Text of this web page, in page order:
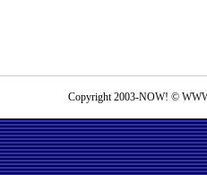
Copyright 2003-NOW! ©